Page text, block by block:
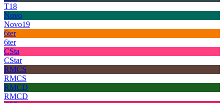
T18
Novo
Novo19
6ter
6ter
CSta
CStar
RMCS
RMCS
RMCD
RMCD